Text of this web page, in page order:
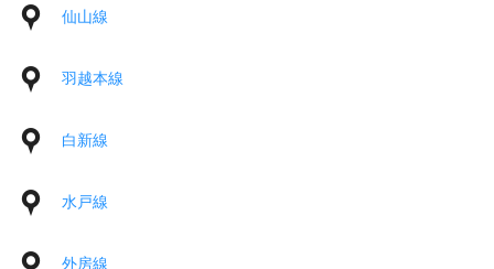
仙山線
羽越本線
白新線
水戸線
外房線